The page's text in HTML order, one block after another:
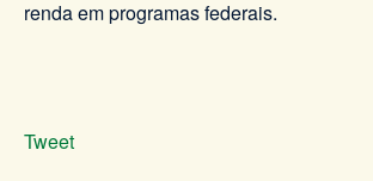
renda em programas federais.
Tweet